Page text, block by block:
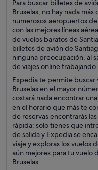
Para buscar billetes de
Bruselas, no hay nada
numerosos aeropuertos
con las mejores líneas
de vuelos baratos de
billetes de avión de
ninguna preocupación, al
de viajes online trabajando
Expedia te permite buscar
Bruselas en el mayor
costará nada encontrar
en el horario que más te
de reservas encontrarás
rápida: solo tienes que
de salida y Expedia se
viaje y exploras los vuelos
aún mejores para tu vuelo
Bruselas.